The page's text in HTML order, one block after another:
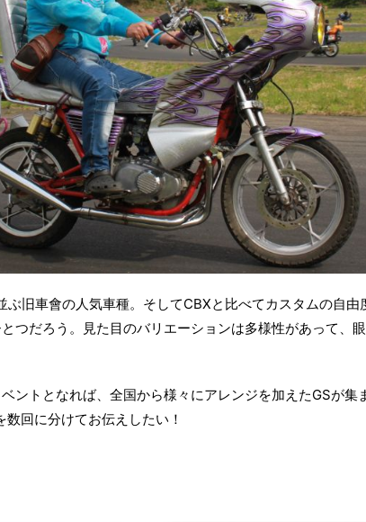
ぶ旧車會の人気車種。そしてCBXと比べてカスタムの自由
つだろう。見た目のバリエーションは多様性があって、
ントとなれば、全国から様々にアレンジを加えたGSが集
数回に分けてお伝えしたい！